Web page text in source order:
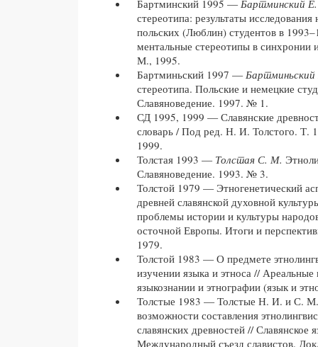
Бартминский 1995 — Бартминский Е.
стереотипа: результаты
польских (Люблин) студентов в
ментальные стереотипы в синхронии
М., 1995.
Бартминьский 1997 — Бартминьский
стереотипа. Польские и немецкие
Славяноведение. 1997. № 1.
СД 1995, 1999 — Славянские
словарь / Под ред. Н. И. Толстого.
1999.
Толстая 1993 — Толстая С. М.
Славяноведение. 1993. № 3.
Толстой 1979 — Этногенетический
древней славянской духовной
проблемы истории и культуры
осточной Европы. Итоги и
1979.
Толстой 1983 — О предмете
изучении языка и этноса // Ареальные
языкознании и этнографии (язык и
Толстые 1983 — Толстые Н. И. и С.
возможности составления
славянских древностей // Славянское
Международный съезд славистов.